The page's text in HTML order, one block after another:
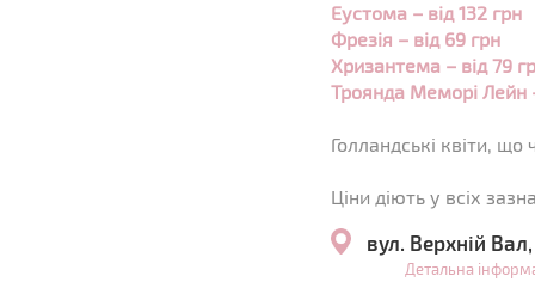
Еустома – від 132 грн
Фрезія – від 69 грн
Хризантема – від 79
Троянда Меморі Лейн
Голландські квіти,
Ціни діють у всіх
вул. Верхній
Детальна